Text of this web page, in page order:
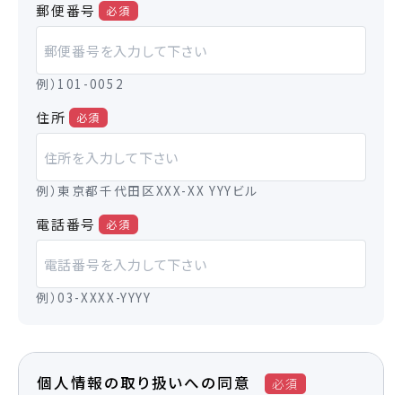
郵便番号 必須
例）101-0052
住所 必須
例）東京都千代田区XXX-XX YYYビル
電話番号 必須
例）03-XXXX-YYYY
個人情報の取り扱いへの同意 必須